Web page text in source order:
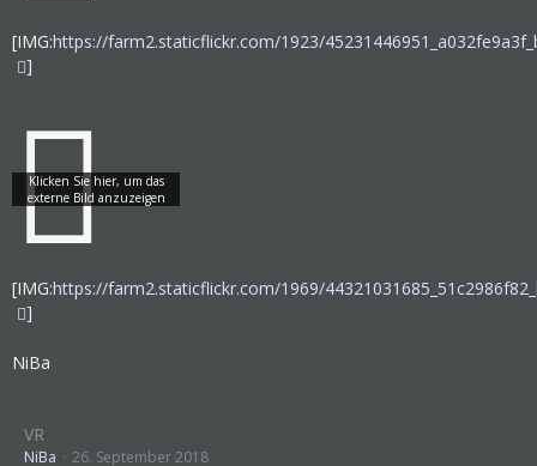
[IMG:https://farm2.staticflickr.com/1923/
]
[IMG:https://farm2.staticflickr.com/1969/
]
NiBa
VR
NiBa 26. September 2018